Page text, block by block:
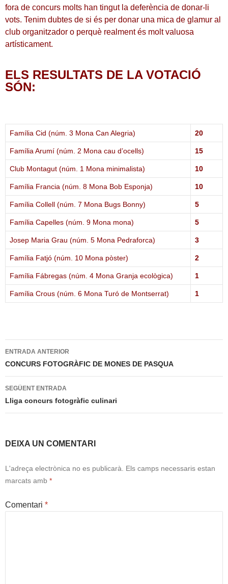
fora de concurs molts han tingut la deferència de donar-li
vots. Tenim dubtes de si és per donar una mica de glamur al
club organitzador o perquè realment és molt valuosa
artísticament.
ELS RESULTATS DE LA VOTACIÓ
SÓN:
Família Cid (núm. 3 Mona Can Alegria) 20
Família Arumí (núm. 2 Mona cau d’ocells) 15
Club Montagut (núm. 1 Mona minimalista) 10
Família Francia (núm. 8 Mona Bob Esponja) 10
Família Collell (núm. 7 Mona Bugs Bonny) 5
Família Capelles (núm. 9 Mona mona) 5
Josep Maria Grau (núm. 5 Mona Pedraforca) 3
Família Fatjó (núm. 10 Mona pòster) 2
Família Fábregas (núm. 4 Mona Granja ecològica) 1
Família Crous (núm. 6 Mona Turó de Montserrat) 1
Navegació
per
les
entrades
ENTRADA ANTERIOR
CONCURS FOTOGRÀFIC DE MONES DE PASQUA
SEGÜENT ENTRADA
Lliga concurs fotogràfic culinari
DEIXA UN COMENTARI
L'adreça electrònica no es publicarà.
Els camps necessaris estan
marcats amb *
Comentari *